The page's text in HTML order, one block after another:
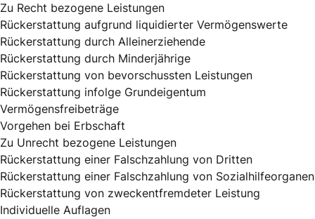
Zu Recht bezogene Leistungen
Rückerstattung aufgrund liquidierter Vermögenswerte
Rückerstattung durch Alleinerziehende
Rückerstattung durch Minderjährige
Rückerstattung von bevorschussten Leistungen
Rückerstattung infolge Grundeigentum
Vermögensfreibeträge
Vorgehen bei Erbschaft
Zu Unrecht bezogene Leistungen
Rückerstattung einer Falschzahlung von Dritten
Rückerstattung einer Falschzahlung von Sozialhilfeorganen
Rückerstattung von zweckentfremdeter Leistung
Individuelle Auflagen